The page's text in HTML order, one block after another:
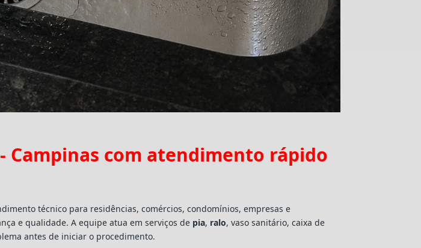
com atendimento rápido
técnico para residências, comércios, condomínios, empresas e
e qualidade. A equipe atua em serviços de pia, ralo, vaso sanitário, caixa de
antes de iniciar o procedimento.